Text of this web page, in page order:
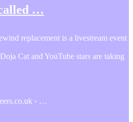
…
replacement is a livestream event
Cat and YouTube stars are taking
› …